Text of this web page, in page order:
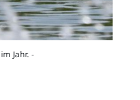
Jahr. -